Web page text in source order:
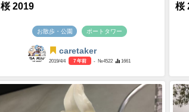
桜 2019
お散歩・公園 ポートタワー
caretaker
2019/4/4 7 年前 - №4522 1661
桜